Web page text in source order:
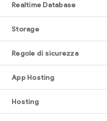
Realtime Database
Storage
Regole di sicurezza
App Hosting
Hosting